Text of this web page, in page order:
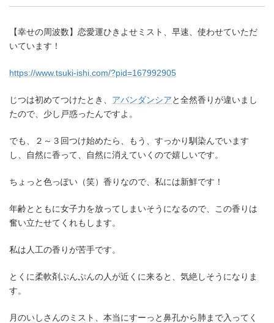
【幸せの周波数】恋愛運ひきよせミスト、早速、使わせていただ
いています！
https://www.tsuki-ishi.com/?pid=167992905
じつは初めてつけたとき、 アバンダンシアと全然香りが違いまし
たので、少し戸惑ったんですよ。
でも、２～３回つけ始めたら、もう、すっかり馴染んでいます
し、自然に香って、自然に消えていくので嬉しいです。
ちょっと色っぽい（笑）香りなので、私には新鮮です！
年齢とともに女子力を放ってしまいそうになるので、この香りは
奮い立たせてくれもします。
私は人工の香りが苦手です。
とくに柔軟剤ぷんぷんの人が近くに来ると、気絶しそうになりま
す。
月のいしさんのミスト、本当にすーっと鼻孔から肺まで入ってく